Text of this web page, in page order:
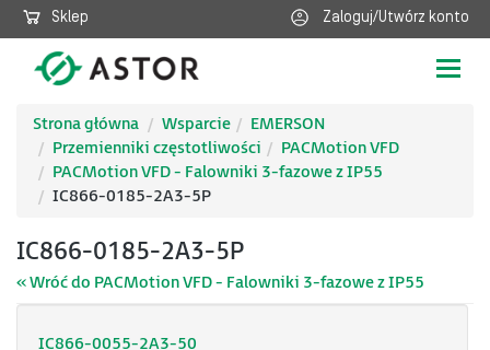
Sklep Zaloguj/Utwórz konto
Strona główna
Wsparcie
EMERSON
Przemienniki częstotliwości
PACMotion VFD
PACMotion VFD - Falowniki 3-fazowe z IP55
IC866-0185-2A3-5P
IC866-0185-2A3-5P
« Wróć do PACMotion VFD - Falowniki 3-fazowe z IP55
IC866-0055-2A3-50